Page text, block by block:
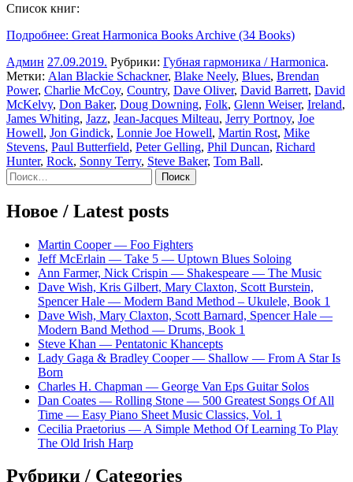
Список книг:
Подробнее: Great Harmonica Books Archive (34 Books)
Админ 27.09.2019. Рубрики: Губная гармоника / Harmonica.
Метки: Alan Blackie Schackner, Blake Neely, Blues, Brendan
Power, Charlie McCoy, Country, Dave Oliver, David Barrett, David
McKelvy, Don Baker, Doug Downing, Folk, Glenn Weiser, Ireland,
James Whiting, Jazz, Jean-Jacques Milteau, Jerry Portnoy, Joe
Howell, Jon Gindick, Lonnie Joe Howell, Martin Rost, Mike
Stevens, Paul Butterfield, Peter Gelling, Phil Duncan, Richard
Hunter, Rock, Sonny Terry, Steve Baker, Tom Ball.
Sidebar
Найти:
Новое / Latest posts
Martin Cooper — Foo Fighters
Jeff McErlain — Take 5 — Uptown Blues Soloing
Ann Farmer, Nick Crispin — Shakespeare — The Music
Dave Wish, Kris Gilbert, Mary Claxton, Scott Burstein,
Spencer Hale — Modern Band Method – Ukulele, Book 1
Dave Wish, Mary Claxton, Scott Barnard, Spencer Hale —
Modern Band Method — Drums, Book 1
Steve Khan — Pentatonic Khancepts
Lady Gaga & Bradley Cooper — Shallow — From A Star Is
Born
Charles H. Chapman — George Van Eps Guitar Solos
Dan Coates — Rolling Stone — 500 Greatest Songs Of All
Time — Easy Piano Sheet Music Classics, Vol. 1
Cecilia Praetorius — A Simple Method Of Learning To Play
The Old Irish Harp
Рубрики / Categories